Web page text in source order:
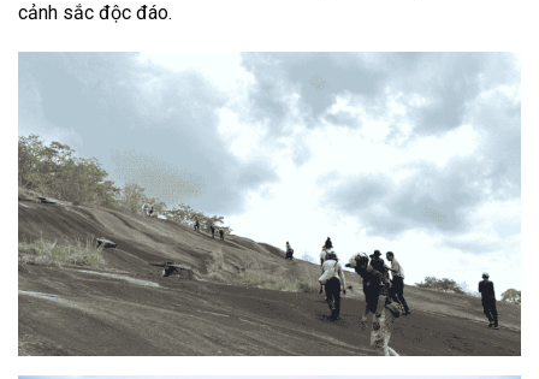
cảnh sắc độc đáo.